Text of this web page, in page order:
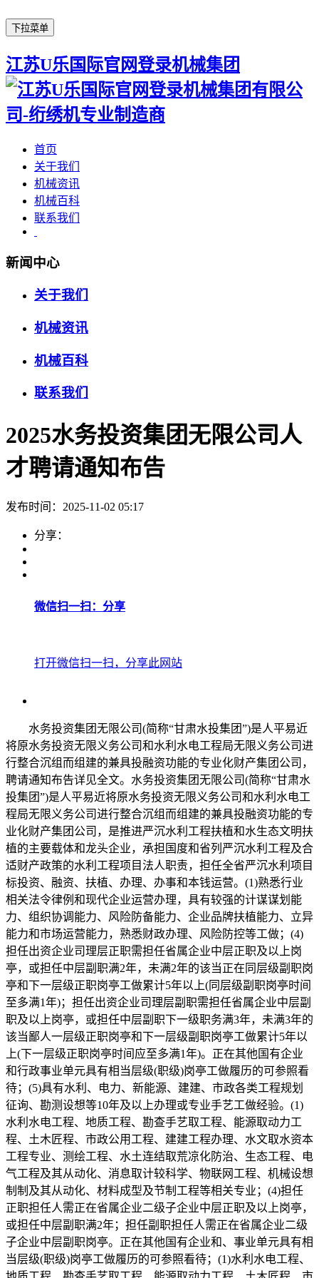
下拉菜单
江苏U乐国际官网登录机械集团
首页
关于我们
机械资讯
机械百科
联系我们
新闻中心
关于我们
机械资讯
机械百科
联系我们
2025水务投资集团无限公司人
才聘请通知布告
发布时间：2025-11-02 05:17
分享：
微信扫一扫：分享
打开微信扫一扫，分享此网站
水务投资集团无限公司(简称“甘肃水投集团”)是人平易近
将原水务投资无限义务公司和水利水电工程局无限义务公司进
行整合沉组而组建的兼具投融资功能的专业化财产集团公司，
聘请通知布告详见全文。水务投资集团无限公司(简称“甘肃水
投集团”)是人平易近将原水务投资无限义务公司和水利水电工
程局无限义务公司进行整合沉组而组建的兼具投融资功能的专
业化财产集团公司，是推进严沉水利工程扶植和水生态文明扶
植的主要载体和龙头企业，承担国度和省列严沉水利工程及合
适财产政策的水利工程项目法人职责，担任全省严沉水利项目
标投资、融资、扶植、办理、办事和本钱运营。(1)熟悉行业
相关法令律例和现代企业运营办理，具有较强的计谋谋划能
力、组织协调能力、风险防备能力、企业品牌扶植能力、立异
能力和市场运营能力，熟悉财政办理、风险防控等工做；(4)
担任出资企业司理层正职需担任省属企业中层正职及以上岗
亭，或担任中层副职满2年，未满2年的该当正在同层级副职岗
亭和下一层级正职岗亭工做累计5年以上(同层级副职岗亭时间
至多满1年)；担任出资企业司理层副职需担任省属企业中层副
职及以上岗亭，或担任中层副职下一级职务满3年，未满3年的
该当鄙人一层级正职岗亭和下一层级副职岗亭工做累计5年以
上(下一层级正职岗亭时间应至多满1年)。正在其他国有企业
和行政事业单元具有相当层级(职级)岗亭工做履历的可参照看
待；(5)具有水利、电力、新能源、建建、市政各类工程规划
征询、勘测设想等10年及以上办理或专业手艺工做经验。(1)
水利水电工程、地质工程、勘查手艺取工程、能源取动力工
程、土木匠程、市政公用工程、建建工程办理、水文取水资本
工程专业、测绘工程、水土连结取荒凉化防治、生态工程、电
气工程及其从动化、消息取计较科学、物联网工程、机械设想
制制及其从动化、材料成型及节制工程等相关专业；(4)担任
正职担任人需正在省属企业二级子企业中层正职及以上岗亭，
或担任中层副职满2年；担任副职担任人需正在省属企业二级
子企业中层副职岗亭。正在其他国有企业和、事业单元具有相
当层级(职级)岗亭工做履历的可参照看待；(1)水利水电工程、